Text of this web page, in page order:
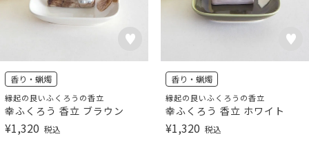
香り・蝋燭
縁起の良いふくろうの香立
幸ふくろう 香立 ブラウン
¥1,320 税込
香り・蝋燭
縁起の良いふくろうの香立
幸ふくろう 香立 ホワイト
¥1,320 税込